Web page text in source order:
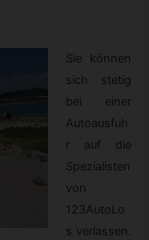
Sie können
sich stetig
bei einer
Autoausfuh
r auf die
Spezialisten
von
123AutoLo
s verlassen.